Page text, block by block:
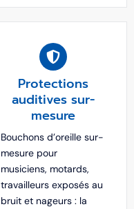
Protections
auditives sur-
mesure
Bouchons d’oreille sur-
mesure pour
musiciens, motards,
travailleurs exposés au
bruit et nageurs : la